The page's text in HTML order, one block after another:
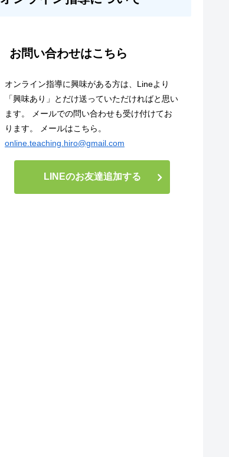
お問い合わせはこちら
オンライン指導に興味がある方は、Lineより
「興味あり」とだけ送っていただければと思い
ます。 メールでの問い合わせも受け付けてお
ります。 メールはこちら。
online.teaching.hiro@gmail.com
LINEのお友達追加する